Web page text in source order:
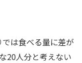
は食べる量に差が
20人分と考えない